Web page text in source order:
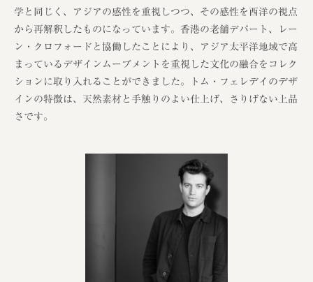
学と同じく、アジアの感性を重視しつつ、その感性を西洋の視点
から再解釈したものになっています。香港の老舗デパート、レー
ン・クロフォードと協働したことにより、アジア太平洋地域で高
まっているデザインムーブメントを重視した文化の融合をコレク
ションに取り入れることができました。トム・フェレデイのデザ
インの特徴は、天然素材と手触りのよい仕上げ、さりげない上品
さです。